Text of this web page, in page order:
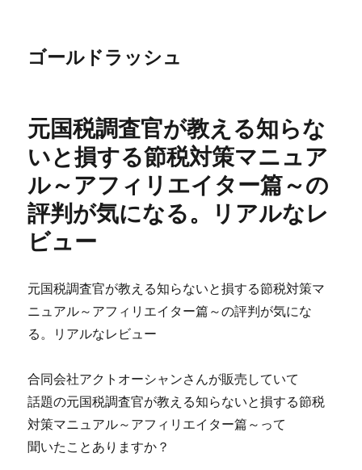
ゴールドラッシュ
元国税調査官が教える知らな
いと損する節税対策マニュア
ル～アフィリエイター篇～の
評判が気になる。リアルなレ
ビュー
元国税調査官が教える知らないと損する節税対策マ
ニュアル～アフィリエイター篇～の評判が気にな
る。リアルなレビュー
合同会社アクトオーシャンさんが販売していて
話題の元国税調査官が教える知らないと損する節税
対策マニュアル～アフィリエイター篇～って
聞いたことありますか？